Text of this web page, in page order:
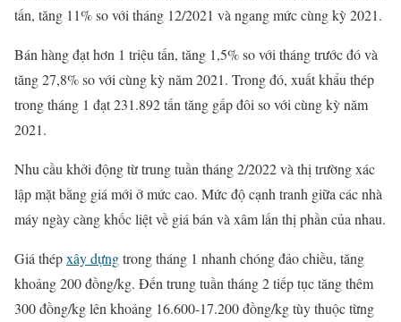
tấn, tăng 11% so với tháng 12/2021 và ngang mức cùng kỳ 2021.
Bán hàng đạt hơn 1 triệu tấn, tăng 1,5% so với tháng trước đó và
tăng 27,8% so với cùng kỳ năm 2021. Trong đó, xuất khẩu thép
trong tháng 1 đạt 231.892 tấn tăng gấp đôi so với cùng kỳ năm
2021.
Nhu cầu khởi động từ trung tuần tháng 2/2022 và thị trường xác
lập mặt bằng giá mới ở mức cao. Mức độ cạnh tranh giữa các nhà
máy ngày càng khốc liệt về giá bán và xâm lấn thị phần của nhau.
Giá thépxây dựngtrong tháng 1 nhanh chóng đảo chiều, tăng
khoảng 200 đồng/kg. Đến trung tuần tháng 2 tiếp tục tăng thêm
300 đồng/kg lên khoảng 16.600-17.200 đồng/kg tùy thuộc từng